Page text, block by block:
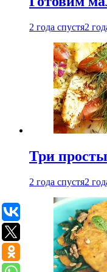
2 года спустя2
Три
2 года спустя2